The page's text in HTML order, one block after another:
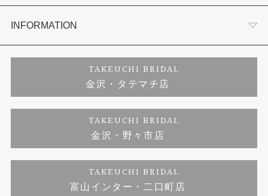
セットリング
婚約ネックレス
ダイヤモンド
ジュエリーリフォーム
お客様の声
プロポーズサポート
ブランドリスト
福井指輪工房｜手作りペアリング
福井指輪工房｜手作り結婚指輪 and 婚約指輪
会社概要
お客様の声
INFORMATION
プライバシーポリシー
TAKEUCHI BRIDAL
金沢・タテマチ店
TAKEUCHI BRIDAL
金沢・野々市店
TAKEUCHI BRIDAL
富山インター・二口町店